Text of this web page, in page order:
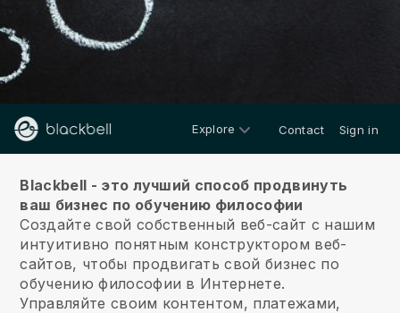
Explore Contact Sign in
Blackbell - это лучший способ продвинуть
ваш бизнес по обучению философии
Создайте свой собственный веб-сайт с нашим
интуитивно понятным конструктором веб-
сайтов, чтобы продвигать свой бизнес по
обучению философии в Интернете.
Управляйте своим контентом, платежами,